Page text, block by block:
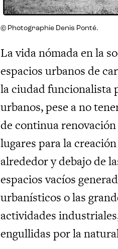
© Photographie Denis Ponté.
La vida nómada en la
espacios urbanos de
la ciudad funcionalista
urbanos, pese a no
de continua
lugares para la
alrededor y debajo de
espacios vacíos
urbanísticos o las
actividades
engullidas por la